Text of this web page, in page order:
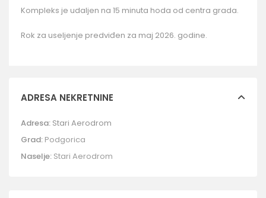
Kompleks je udaljen na 15 minuta hoda od centra grada.
Rok za useljenje predviđen za maj 2026. godine.
ADRESA NEKRETNINE
Adresa: Stari Aerodrom
Grad: Podgorica
Naselje: Stari Aerodrom